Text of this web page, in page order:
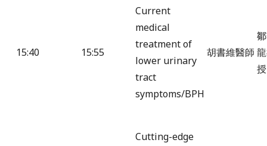
15:40 15:55
Current
medical
treatment of
lower urinary
tract
symptoms/BPH
胡書維醫師
授
Cutting-edge